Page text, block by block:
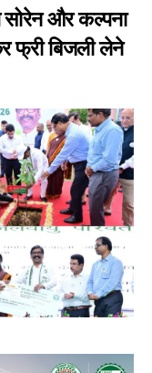
सोरेन और कल्पना
फ्री बिजली लेने